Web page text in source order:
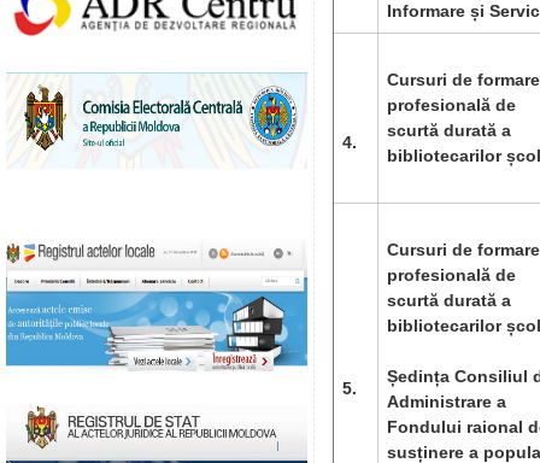
Informare și
4.
Cursuri de formare
profesională de
scurtă durată a
bibliotecarilor
5.
Cursuri de formare
profesională de
scurtă durată a
bibliotecarilor
Ședința Consiliul
Administrare a
Fondului raional
susținere a